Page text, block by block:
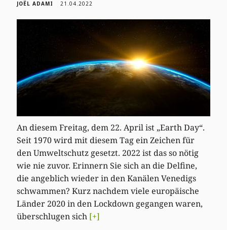
JOËL ADAMI 21.04.2022
An diesem Freitag, dem 22. April ist „Earth Day“.
Seit 1970 wird mit diesem Tag ein Zeichen für
den Umweltschutz gesetzt. 2022 ist das so nötig
wie nie zuvor. Erinnern Sie sich an die Delfine,
die angeblich wieder in den Kanälen Venedigs
schwammen? Kurz nachdem viele europäische
Länder 2020 in den Lockdown gegangen waren,
überschlugen sich [+]